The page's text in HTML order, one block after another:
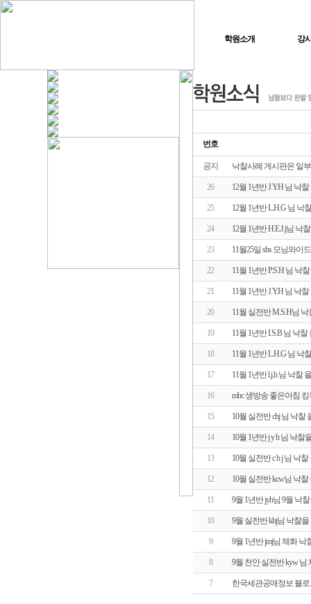
학원소개 강
번호
공지 낙찰사례 게시판은 일
26 12월 1년반 J.Y.H 님 낙
25 12월 1년반 L.H.G 님 낙
24 12월 1년반 H.E.J.j님 낙
23 11월25일 sbs 모닝와이
22 11월 1년반 P.S.H 님 낙
21 11월 1년반 J.Y.H 님 낙
20 11월 실전반 M.S.H님
19 11월 1년반 I.S.B 님 낙
18 11월 1년반 L.H.G 님 낙
17 11월 1년반 l.j.h 님 낙찰
16 mbc 생방송 좋은아침
15 10월 실전반 chj 님 낙찰
14 10월 1년반 j y h 님 낙찰
13 10월 실전반 c h j 님 낙
12 10월 실전반 kcw님 낙
11 9월 1년반 jyh님 9월 낙
10 9월 실전반 khj님 낙찰
9 9월 1년반 jmj님 체화
8 9월 천안 실전반 kyw
7 한국세관공매정보 블